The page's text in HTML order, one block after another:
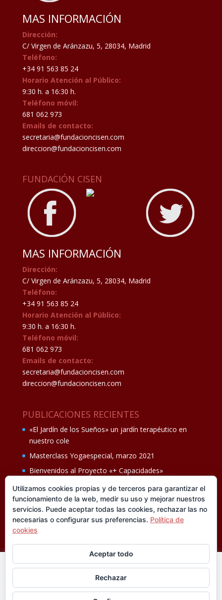
MAS INFORMACIÓN
Dirección:
C/ Virgen de Aránzazu, 5, 28034, Madrid
Teléfono:
+34 91 563 85 24
Horario Atención al Público:
9:30 h. a 16:30 h.
Teléfono móvil:
681 062 973
Emails de contacto:
secretaria@fundacioncisen.com
direccion@fundacioncisen.com
FUNDACIÓN CISEN
MAS INFORMACIÓN
Dirección:
C/ Virgen de Aránzazu, 5, 28034, Madrid
Teléfono:
+34 91 563 85 24
Horario Atención al Público:
9:30 h. a 16:30 h.
Teléfono móvil:
681 062 973
Emails de contacto:
secretaria@fundacioncisen.com
direccion@fundacioncisen.com
PUBLICACIONES RECIENTES
«El Jardín de los Sueños» un jardín terapéutico en
nuestro cole
Masterclass Yogaespecial, marzo 2021
Bienvenidos al Proyecto «+ Capacidades»
Fiesta de fin de curso Los oficios 14 de junio
Ganadores del II Programa educativo Cuídate +
®FUNDACIÓN CISEN. ® Todos los derechos
Política de privacidad I
En esta web utilizamos cookies analíticas, propias y de
terceros, que nos informan sobre sus hábitos de navegación
para mejorar la calidad de nuestros servicios y su experiencia
Utilizamos cookies propias y de terceros para garantizar el
funcionamiento de la web, medir su uso y mejorar nuestros
servicios. Puede aceptar todas las cookies, rechazar las no
necesarias o configurar sus preferencias. Política de
cookies
Aceptar todo
Rechazar